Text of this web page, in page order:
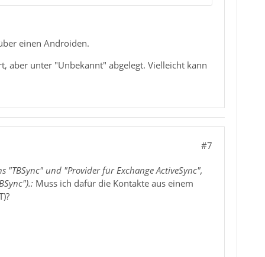
einen Androiden.
aber unter "Unbekannt" abgelegt. Vielleicht kann
#7
und "Provider für Exchange ActiveSync",
Muss ich dafür die Kontakte aus einem